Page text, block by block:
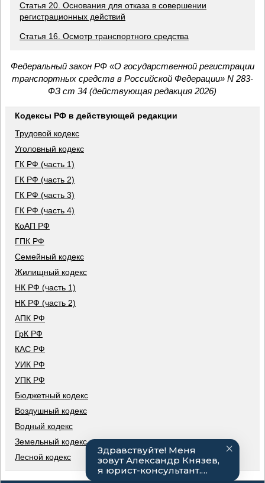
Статья 20. Основания для отказа в совершении
регистрационных действий
Статья 16. Осмотр транспортного средства
Федеральный закон РФ «О государственной регистрации
транспортных средств в Российской Федерации» N 283-
ФЗ ст 34 (действующая редакция 2026)
Кодексы РФ в действующей редакции
Трудовой кодекс
Уголовный кодекс
ГК РФ (часть 1)
ГК РФ (часть 2)
ГК РФ (часть 3)
ГК РФ (часть 4)
КоАП РФ
ГПК РФ
Семейный кодекс
Жилищный кодекс
НК РФ (часть 1)
НК РФ (часть 2)
АПК РФ
ГрК РФ
КАС РФ
УИК РФ
УПК РФ
Бюджетный кодекс
Воздушный кодекс
Водный кодекс
Земельный кодекс
Лесной кодекс